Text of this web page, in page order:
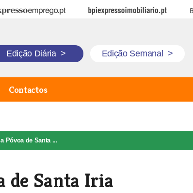
Emprego BPI Expresso Imobiliário
Edição Diária > Edição Semanal >
Contactos
Póvoa de Santa ...
de Santa Iria